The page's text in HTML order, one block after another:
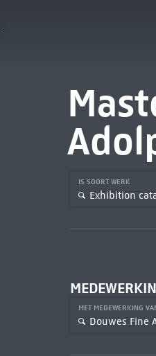
IS SOORT WERK
Exhibition
MET MEDEWERKING
Douwes Fine